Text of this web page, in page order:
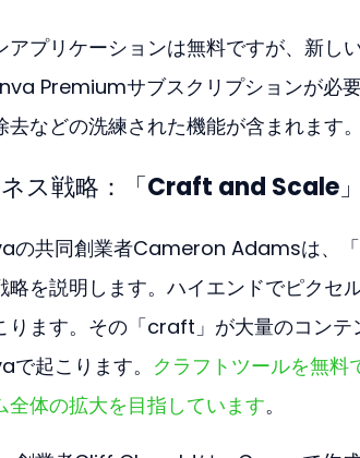
アプリケーションは無料ですが、新し
Premiumサブスクリプションが必
去などの洗練された機能が含まれます。
ス戦略：「Craft and Scale」
の共同創業者Cameron Adamsは、
略を説明します。ハイエンドでピク
ります。その「craft」が大量のコン
で起こります。 クラフトツールを無
全体の拡大を目指しています。